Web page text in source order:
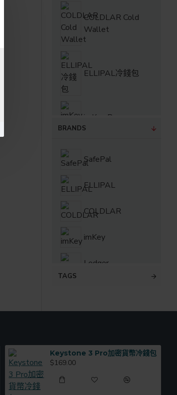
COLDLAR Cold
Wallet
ELLIPAL冷錢包
imKey Pro
Trezor Cold
Wallet
BRANDS
SafePal
ELLIPAL
COLDLAR
imKey
Ledger
TAGS
Keystone 3 Pro加密貨幣冷錢包
$169.00